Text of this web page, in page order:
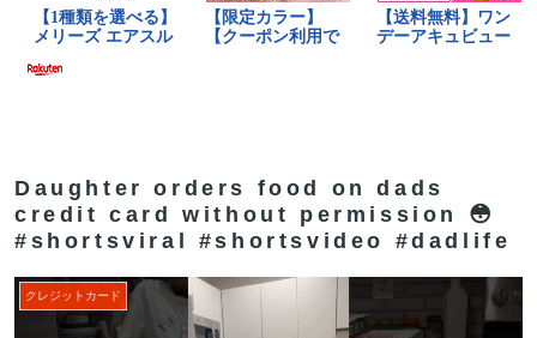
Daughter orders food on dads
credit card without permission 😳
#shortsviral #shortsvideo #dadlife
クレジットカード